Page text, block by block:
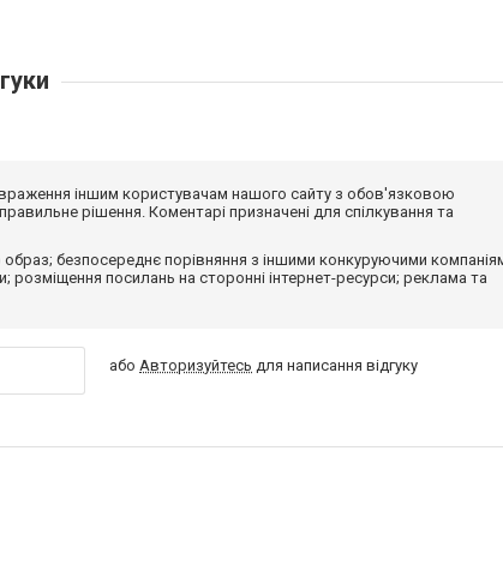
іншим користувачам нашого сайту з обов'язковою
рішення. Коментарі призначені для спілкування та
безпосереднє порівняння з іншими конкуруючими
розміщення посилань на сторонні інтернет-ресурси; реклама та
абоАвторизуйтесь для написання відгуку